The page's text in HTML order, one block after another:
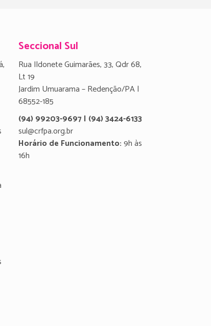
Seccional Sul
Rua Ildonete Guimarães, 33, Qdr 68,
Lt 19
Jardim Umuarama – Redenção/PA |
68552-185
(94) 99203-9697 | (94) 3424-6133
sul@crfpa.org.br
Horário de Funcionamento:9h às
16h